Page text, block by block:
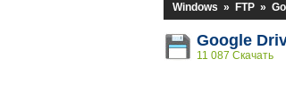
Windows » FTP »
Google
11 087 Скачать